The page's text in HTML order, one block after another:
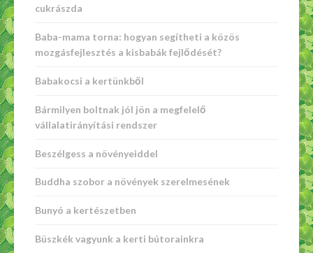
cukrászda
Baba-mama torna: hogyan segítheti a közös
mozgásfejlesztés a kisbabák fejlődését?
Babakocsi a kertünkből
Bármilyen boltnak jól jön a megfelelő
vállalatirányítási rendszer
Beszélgess a növényeiddel
Buddha szobor a növények szerelmesének
Bunyó a kertészetben
Büszkék vagyunk a kerti bútorainkra